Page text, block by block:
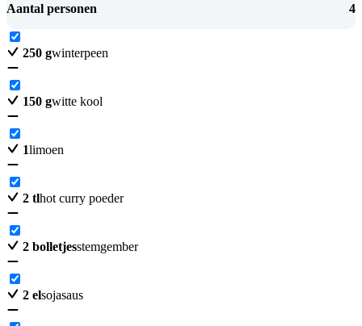
Aantal personen 4
250 gwinterpeen
150 gwitte kool
1limoen
2 tlhot curry poeder
2 bolletjesstemgember
2 elsojasaus